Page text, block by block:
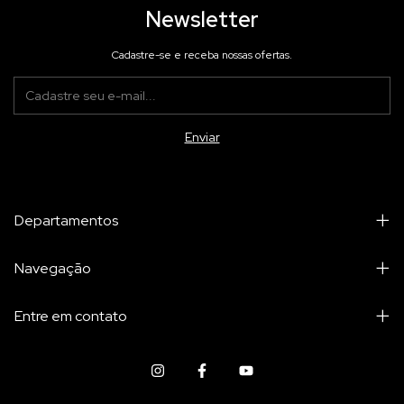
Newsletter
Cadastre-se e receba nossas ofertas.
Departamentos
Navegação
Entre em contato